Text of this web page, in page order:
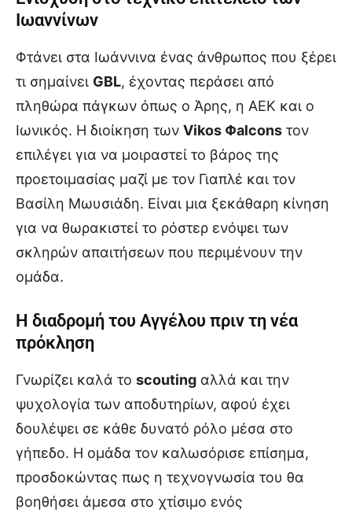
Ιωαννίνων
Φτάνει στα Ιωάννινα ένας άνθρωπος που ξέρει
τι σημαίνει GBL, έχοντας περάσει από
πληθώρα πάγκων όπως ο Άρης, η ΑΕΚ και ο
Ιωνικός. Η διοίκηση των Vikos Φalcons τον
επιλέγει για να μοιραστεί το βάρος της
προετοιμασίας μαζί με τον Γιαπλέ και τον
Βασίλη Μωυσιάδη. Είναι μια ξεκάθαρη κίνηση
για να θωρακιστεί το ρόστερ ενόψει των
σκληρών απαιτήσεων που περιμένουν την
ομάδα.
Η διαδρομή του Αγγέλου πριν τη νέα
πρόκληση
Γνωρίζει καλά το scouting αλλά και την
ψυχολογία των αποδυτηρίων, αφού έχει
δουλέψει σε κάθε δυνατό ρόλο μέσα στο
γήπεδο. Η ομάδα τον καλωσόρισε επίσημα,
προσδοκώντας πως η τεχνογνωσία του θα
βοηθήσει άμεσα στο χτίσιμο ενός